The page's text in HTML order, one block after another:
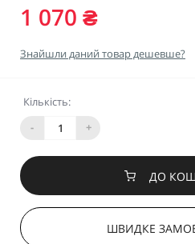
1 070 ₴
Знайшли даний товар дешевше?
Кількість:
-
+
ДО
ШВИДКЕ